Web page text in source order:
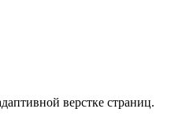
верстке страниц.